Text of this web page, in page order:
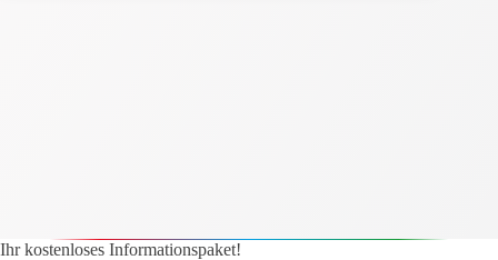
Ihr kostenloses Informationspaket!